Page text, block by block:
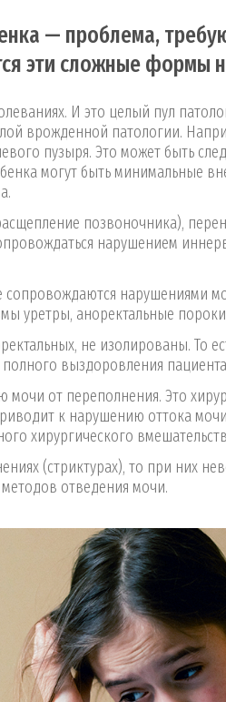
— проблема,
эти сложные формы
И это целый пул
врожденной патологии.
пузыря. Это может быть
могут быть минимальные
позвоночника),
нарушением
сопровождаются нарушениями
уретры, аноректальные
не изолированы. То
выздоровления
мочи от переполнения. Это
к нарушению оттока
хирургического
(стриктурах), то при них
методов отведения мочи.